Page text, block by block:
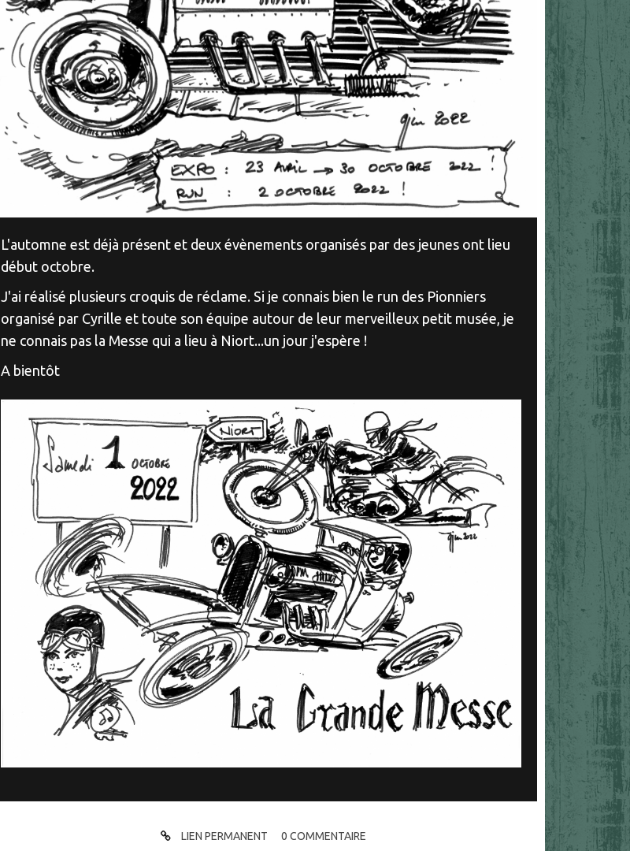
L'automne est déjà présent et deux évènements organisés par des jeunes ont lieu
début octobre.
J'ai réalisé plusieurs croquis de réclame. Si je connais bien le run des Pionniers
organisé par Cyrille et toute son équipe autour de leur merveilleux petit musée, je
ne connais pas la Messe qui a lieu à Niort...un jour j'espère !
A bientôt
LIEN PERMANENT 0 COMMENTAIRE